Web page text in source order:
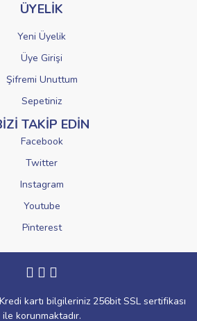
ÜYELİK
Yeni Üyelik
Üye Girişi
Şifremi Unuttum
Sepetiniz
TAKİP EDİN
Facebook
Twitter
Instagram
Youtube
Pinterest
kartı bilgileriniz 256bit SSL sertifikası
ile korunmaktadır.